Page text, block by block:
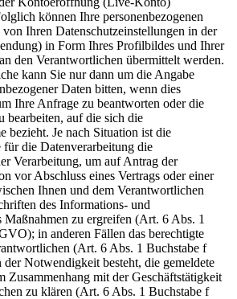
können Ihre personenbezogenen
Ihren Datenschutzeinstellungen in der
in Form Ihres Profilbildes und Ihrer
den Verantwortlichen übermittelt werden.
kann Sie nur dann um die Angabe
Daten bitten, wenn dies
Ihre Anfrage zu beantworten oder die
bearbeiten, auf die sich die
bezieht. Je nach Situation ist die
für die Datenverarbeitung die
Verarbeitung, um auf Antrag der
vor Abschluss eines Vertrags oder einer
Ihnen und dem Verantwortlichen
des Informations- und
Maßnahmen zu ergreifen (Art. 6 Abs. 1
in anderen Fällen das berechtigte
(Art. 6 Abs. 1 Buchstabe f
Notwendigkeit besteht, die gemeldete
Zusammenhang mit der Geschäftstätigkeit
zu klären (Art. 6 Abs. 1 Buchstabe f